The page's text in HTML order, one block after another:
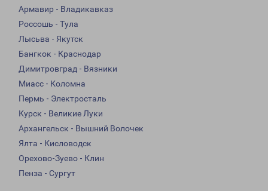
Армавир - Владикавказ
Россошь - Тула
Лысьва - Якутск
Бангкок - Краснодар
Димитровград - Вязники
Миасс - Коломна
Пермь - Электросталь
Курск - Великие Луки
Архангельск - Вышний Волочек
Ялта - Кисловодск
Орехово-Зуево - Клин
Пенза - Сургут